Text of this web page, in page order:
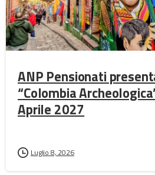
ANP Pensionati
“Colombia
Aprile 2027
Luglio 8, 2026